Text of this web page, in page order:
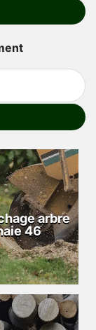
arbre
46